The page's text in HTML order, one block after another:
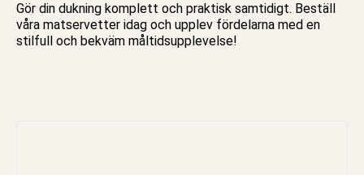
Gör din dukning komplett och praktisk samtidigt. Beställ
våra matservetter idag och upplev fördelarna med en
stilfull och bekväm måltidsupplevelse!